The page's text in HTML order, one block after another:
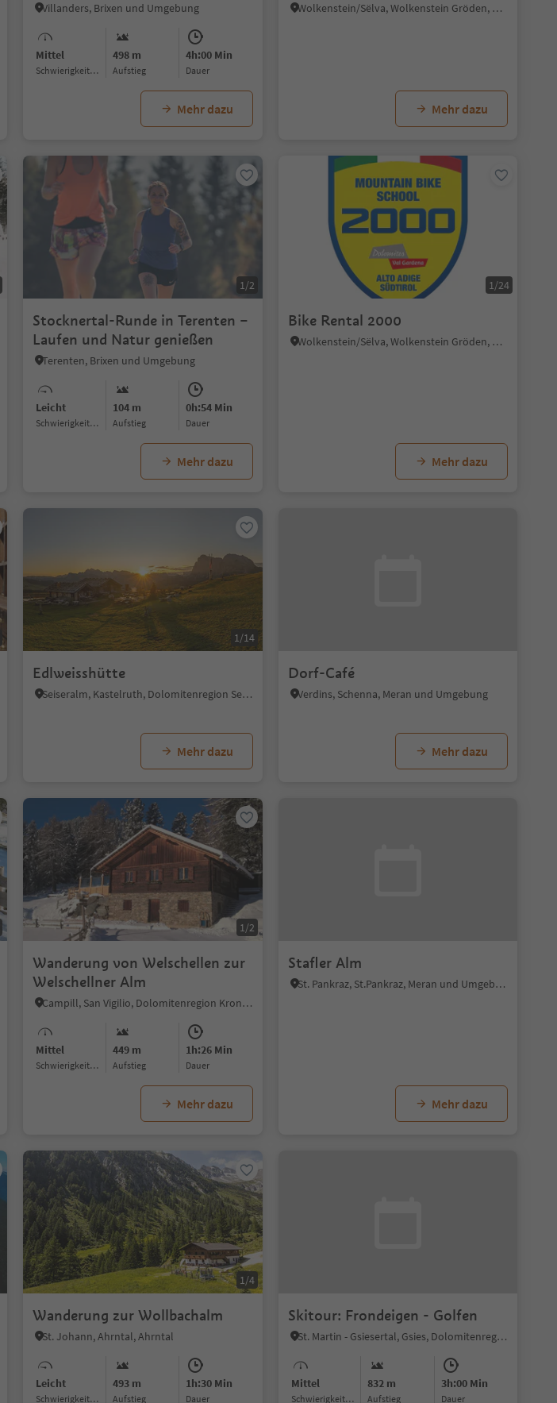
Villanders, Brixen und Umgebung
Mittel
Schwierigkeitsgrad
498 m
Aufstieg
4h:00 Min
Dauer
Mehr dazu
Wolkenstein/Sëlva, Wolkenstein Gröden, Dolomitenregion Gröden
Mehr dazu
1/2
Stocknertal-Runde in Terenten –
Laufen und Natur genießen
Terenten, Brixen und Umgebung
Leicht
Schwierigkeitsgrad
104 m
Aufstieg
0h:54 Min
Dauer
Mehr dazu
1/24
Bike Rental 2000
Wolkenstein/Sëlva, Wolkenstein Gröden, Dolomitenregion Gröden
Mehr dazu
1/14
Edlweisshütte
Seiseralm, Kastelruth, Dolomitenregion Seiser Alm
Mehr dazu
Dorf-Café
Verdins, Schenna, Meran und Umgebung
Mehr dazu
1/2
Wanderung von Welschellen zur
Welschellner Alm
Campill, San Vigilio, Dolomitenregion Kronplatz
Mittel
Schwierigkeitsgrad
449 m
Aufstieg
1h:26 Min
Dauer
Mehr dazu
Stafler Alm
St. Pankraz, St.Pankraz, Meran und Umgebung
Mehr dazu
1/4
Wanderung zur Wollbachalm
St. Johann, Ahrntal, Ahrntal
Leicht
Schwierigkeitsgrad
493 m
Aufstieg
1h:30 Min
Dauer
Skitour: Frondeigen - Golfen
St. Martin - Gsiesertal, Gsies, Dolomitenregion 3 Zinnen
Mittel
Schwierigkeitsgrad
832 m
Aufstieg
3h:00 Min
Dauer